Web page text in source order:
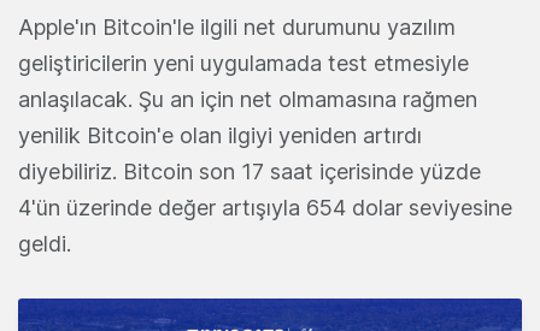
Apple'ın Bitcoin'le ilgili net durumunu yazılım
geliştiricilerin yeni uygulamada test etmesiyle
anlaşılacak. Şu an için net olmamasına rağmen
yenilik Bitcoin'e olan ilgiyi yeniden artırdı
diyebiliriz. Bitcoin son 17 saat içerisinde yüzde
4'ün üzerinde değer artışıyla 654 dolar seviyesine
geldi.